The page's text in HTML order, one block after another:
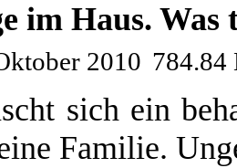
im Haus. Was
2010 784.84
sich ein
Familie.